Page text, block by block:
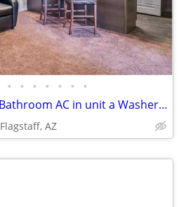
• • • • • • •
- Spacious 1Bedroom/1Bathroom AC in unit a Washer/Dryer
Flagstaff, AZ